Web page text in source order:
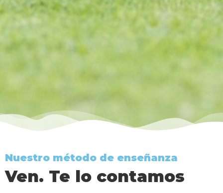
Nuestro método de enseñanza
Ven. Te lo contamos